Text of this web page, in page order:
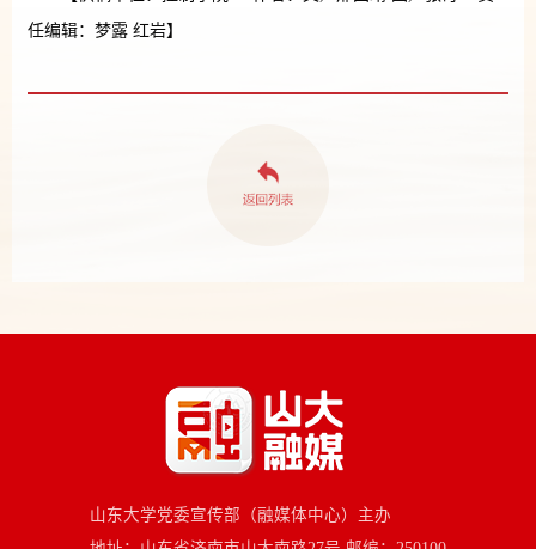
任编辑：梦露 红岩】
山东大学党委宣传部（融媒体中心）主办